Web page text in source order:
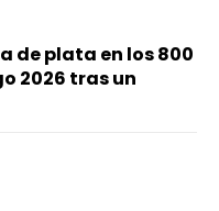
de plata en los 800
2026 tras un